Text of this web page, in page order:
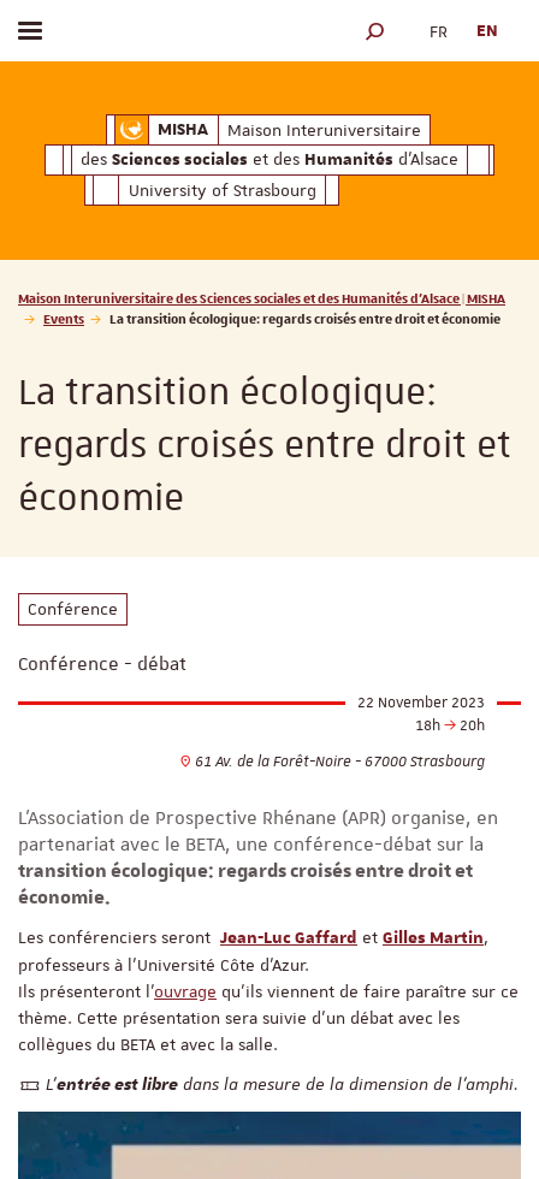
MISHAMaison Interuniversitaire des
Maison Interuniversitaire
des Sciences sociales et des Humanités d'Alsace
University of Strasbourg
Toggle menu SEARCH ENGINE
FR EN
Vous êtes ici :
Maison Interuniversitaire des Sciences sociales et des Humanités d'Alsace | MISHA
Events
La transition écologique: regards croisés entre droit et économie
La transition écologique:
regards croisés entre droit et
économie
Conférence
Conférence - débat
22 November 2023
18h
20h
61 Av. de la Forêt-Noire - 67000 Strasbourg
L’Association de Prospective Rhénane (APR) organise, en
partenariat avec le BETA, une conférence-débat sur la
transition écologique: regards croisés entre droit et
économie.
Les conférenciers seront Jean-Luc Gaffard et Gilles Martin,
professeurs à l’Université Côte d’Azur.
Ils présenteront l’ouvrage qu’ils viennent de faire paraître sur ce
thème. Cette présentation sera suivie d’un débat avec les
collègues du BETA et avec la salle.
L’entrée est libre dans la mesure de la dimension de l’amphi.